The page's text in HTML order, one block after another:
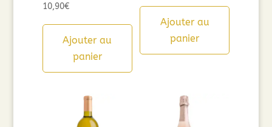
10,90€
Ajouter au
panier
Ajouter au
panier